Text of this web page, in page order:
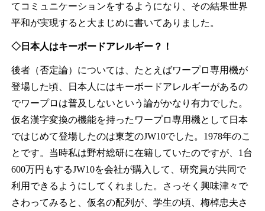
てコミュニケーションをするようになり、その結果世界
平和が実現すると大まじめに書いてありました。
◇日本人はキーボードアレルギー？！
後者（否定論）については、たとえばワープロ専用機が
登場した頃、日本人にはキーボードアレルギーがあるの
でワープロは普及しないという論がかなり有力でした。
仮名漢字変換の機能を持ったワープロ専用機として日本
ではじめて登場したのは東芝のJW10でした。1978年のこ
とです。当時私は野村総研に在籍していたのですが、1台
600万円もするJW10を会社が購入して、研究員が共同で
利用できるようにしてくれました。さっそく興味津々で
さわってみると、仮名の配列が、学生の頃、梅棹忠夫さ